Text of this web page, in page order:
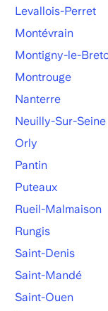
Levallois-Perret
Montévrain
Montigny-le-
Montrouge
Nanterre
Neuilly-Sur-Seine
Orly
Pantin
Puteaux
Rueil-Malmaison
Rungis
Saint-Denis
Saint-Mandé
Saint-Ouen